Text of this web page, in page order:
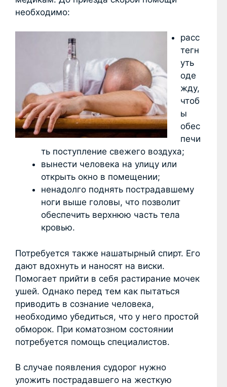
необходимо:
расс
тегн
уть
оде
жду,
чтоб
ы
обес
печи
ть поступление свежего воздуха;
вынести человека на улицу или
открыть окно в помещении;
ненадолго поднять пострадавшему
ноги выше головы, что позволит
обеспечить верхнюю часть тела
кровью.
Потребуется также нашатырный спирт. Его
дают вдохнуть и наносят на виски.
Помогает прийти в себя растирание мочек
ушей. Однако перед тем как пытаться
приводить в сознание человека,
необходимо убедиться, что у него простой
обморок. При коматозном состоянии
потребуется помощь специалистов.
В случае появления судорог нужно
уложить пострадавшего на жесткую